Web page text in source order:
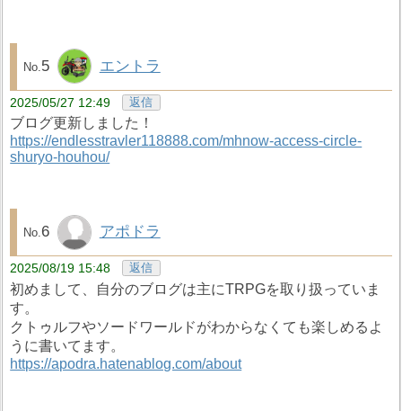
5 エントラ
2025/05/27 12:49 返信
ブログ更新しました！
https://endlesstravler118888.com/mhnow-access-circle-
shuryo-houhou/
6 アポドラ
2025/08/19 15:48 返信
初めまして、自分のブログは主にTRPGを取り扱っていま
す。
クトゥルフやソードワールドがわからなくても楽しめるよ
うに書いてます。
https://apodra.hatenablog.com/about